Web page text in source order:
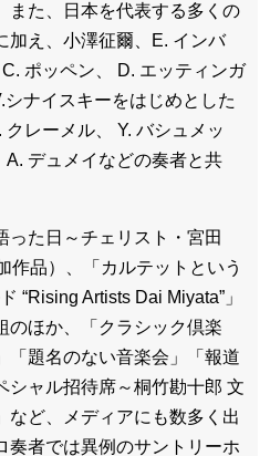
また、日本を代表する多くの
加え、小澤征爾、E. インバ
ポッペン、 D. エッティンガ
ナイスキーをはじめとした
レーメル、 Y. バシュメッ
A. デュメイなどの奏者と共
った日～チェリスト・宮田
作品）、「カルテットという
“Rising Artists Dai Miyata”」
のほか、「クラシック倶楽
「題名のない音楽会」「報道
シャル招待席～桐竹勘十郎 文
など、メディアにも数多く出
奏者では異例のサントリーホ